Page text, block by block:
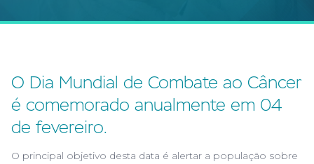
O Dia Mundial de Combate ao Câncer
é comemorado anualmente em 04
de fevereiro.
O principal objetivo desta data é alertar a população sobre